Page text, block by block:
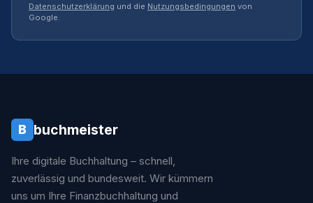
Datenschutzerklärung und die Nutzungsbedingungen von
Google.
B buchmeister
Ihre digitale Buchhaltung – schnell,
zuverlässig und bundesweit. Wir kümmern
uns um Ihre Finanzbuchhaltung und